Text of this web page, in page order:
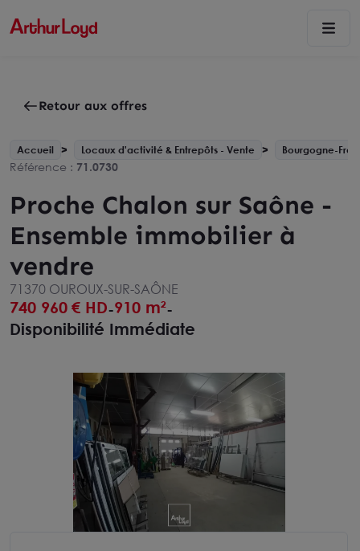
Retour aux offres
Accueil Locaux d'activité & Entrepôts - Vente Bourgogne-
Référence : 71.0730
Proche Chalon sur Saône -
Ensemble immobilier à
vendre
71370 OUROUX-SUR-SAÔNE
740 960 € HD-910 m²-
Disponibilité Immédiate